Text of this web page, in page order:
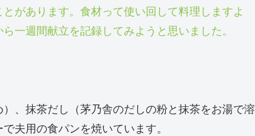
があります。食材って使い回して料理しますよ
一週間献立を記録してみようと思いました。
、抹茶だし（茅乃舎のだしの粉と抹茶をお湯で溶
夫用の食パンを焼いています。